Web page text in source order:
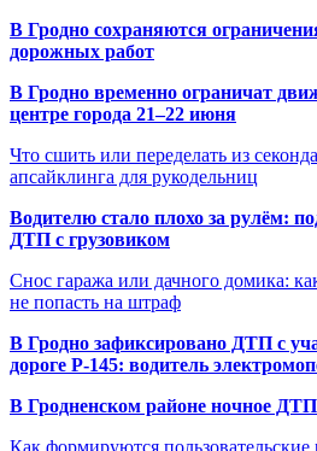
В Гродно сохраняются
дорожных работ
В Гродно временно ограничат
центре города 21–22 июня
Что сшить или переделать из
апсайклинга для рукодельниц
Водителю стало плохо за рулём:
ДТП с грузовиком
Снос гаража или дачного домика:
не попасть на штраф
В Гродно зафиксировано ДТП с
дороге Р-145: водитель
В Гродненском районе ночное
Как формируются